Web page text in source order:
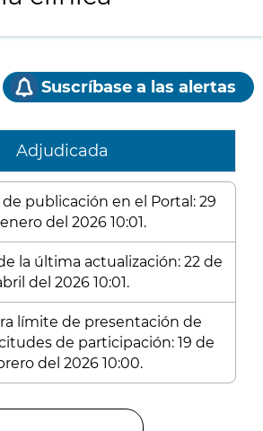
Suscríbase a las alertas
Adjudicada
publicación en el Portal: 29
del 2026 10:01.
la última actualización: 22 de
del 2026 10:01.
límite de presentación de
de participación: 19 de
del 2026 10:00.